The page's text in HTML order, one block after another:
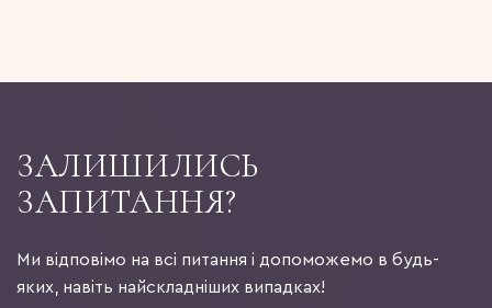
ЗАЛИШИЛИСЬ
ЗАПИТАННЯ?
Ми відповімо на всі питання і допоможемо в будь-
яких, навіть найскладніших випадках!